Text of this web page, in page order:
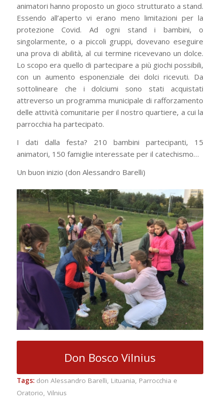
animatori hanno proposto un gioco strutturato a stand.
Essendo all’aperto vi erano meno limitazioni per la
protezione Covid. Ad ogni stand i bambini, o
singolarmente, o a piccoli gruppi, dovevano eseguire
una prova di abilità, al cui termine ricevevano un dolce.
Lo scopo era quello di partecipare a più giochi possibili,
con un aumento esponenziale dei dolci ricevuti. Da
sottolineare che i dolciumi sono stati acquistati
attreverso un programma municipale di rafforzamento
delle attività comunitarie per il nostro quartiere, a cui la
parrocchia ha partecipato.
I dati dalla festa? 210 bambini partecipanti, 15
animatori, 150 famiglie interessate per il catechismo…
Un buon inizio (don Alessandro Barelli)
Don Bosco Vilnius
Tags: don Alessandro Barelli, Lituania, Parrocchia e
Oratorio, Vilnius